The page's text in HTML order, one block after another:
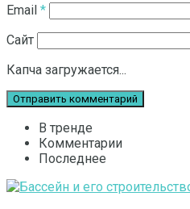
Email *
Сайт
Капча загружается...
В тренде
Комментарии
Последнее